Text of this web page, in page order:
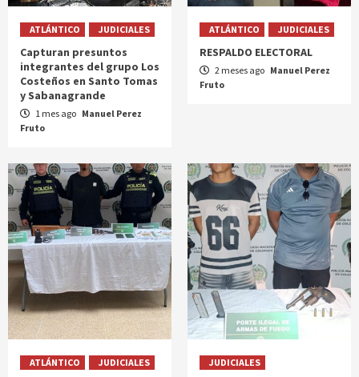
ATLÁNTICO JUDICIALES
Capturan presuntos
integrantes del grupo Los
Costeños en Santo Tomas
y Sabanagrande
1 mes ago Manuel Perez
Fruto
ATLÁNTICO JUDICIALES
RESPALDO ELECTORAL
2 meses ago Manuel Perez
Fruto
ATLÁNTICO JUDICIALES
JUDICIALES